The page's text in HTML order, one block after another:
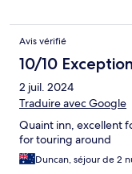
Avis vérifié
10/10
2 juil. 2024
Traduire avec Google
Quaint inn, excellent
for touring around
Duncan, séjour de 2